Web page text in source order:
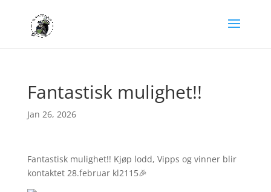
Fantastisk mulighet!!
Jan 26, 2026
Fantastisk mulighet!! Kjøp lodd, Vipps og vinner blir
kontaktet 28.februar kl2115🎉